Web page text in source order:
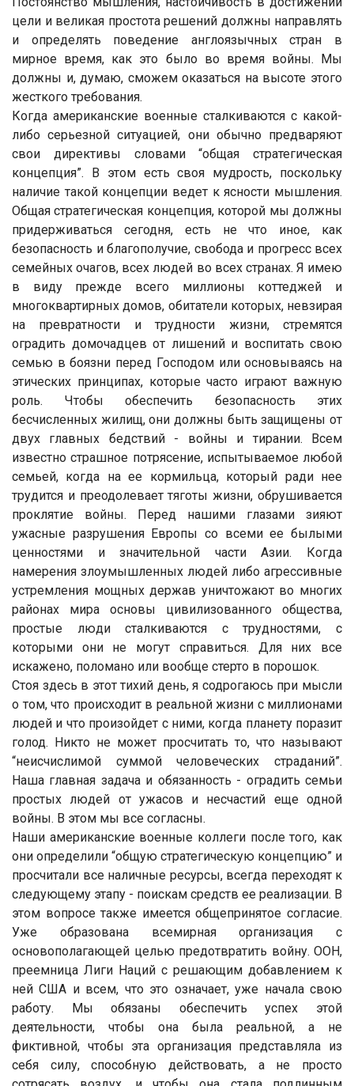
цели и великая простота решений должны направлять
и определять поведение англоязычных стран в
мирное время, как это было во время войны. Мы
должны и, думаю, сможем оказаться на высоте этого
жесткого требования.
Когда американские военные сталкиваются с какой-
либо серьезной ситуацией, они обычно предваряют
свои директивы словами “общая стратегическая
концепция”. В этом есть своя мудрость, поскольку
наличие такой концепции ведет к ясности мышления.
Общая стратегическая концепция, которой мы должны
придерживаться сегодня, есть не что иное, как
безопасность и благополучие, свобода и прогресс всех
семейных очагов, всех людей во всех странах. Я имею
в виду прежде всего миллионы коттеджей и
многоквартирных домов, обитатели которых, невзирая
на превратности и трудности жизни, стремятся
оградить домочадцев от лишений и воспитать свою
семью в боязни перед Господом или основываясь на
этических принципах, которые часто играют важную
роль. Чтобы обеспечить безопасность этих
бесчисленных жилищ, они должны быть защищены от
двух главных бедствий - войны и тирании. Всем
известно страшное потрясение, испытываемое любой
семьей, когда на ее кормильца, который ради нее
трудится и преодолевает тяготы жизни, обрушивается
проклятие войны. Перед нашими глазами зияют
ужасные разрушения Европы со всеми ее былыми
ценностями и значительной части Азии. Когда
намерения злоумышленных людей либо агрессивные
устремления мощных держав уничтожают во многих
районах мира основы цивилизованного общества,
простые люди сталкиваются с трудностями, с
которыми они не могут справиться. Для них все
искажено, поломано или вообще стерто в порошок.
Стоя здесь в этот тихий день, я содрогаюсь при мысли
о том, что происходит в реальной жизни с миллионами
людей и что произойдет с ними, когда планету поразит
голод. Никто не может просчитать то, что называют
“неисчислимой суммой человеческих страданий”.
Наша главная задача и обязанность - оградить семьи
простых людей от ужасов и несчастий еще одной
войны. В этом мы все согласны.
Наши американские военные коллеги после того, как
они определили “общую стратегическую концепцию” и
просчитали все наличные ресурсы, всегда переходят к
следующему этапу - поискам средств ее реализации. В
этом вопросе также имеется общепринятое согласие.
Уже образована всемирная организация с
основополагающей целью предотвратить войну. ООН,
преемница Лиги Наций с решающим добавлением к
ней США и всем, что это означает, уже начала свою
работу. Мы обязаны обеспечить успех этой
деятельности, чтобы она была реальной, а не
фиктивной, чтобы эта организация представляла из
себя силу, способную действовать, а не просто